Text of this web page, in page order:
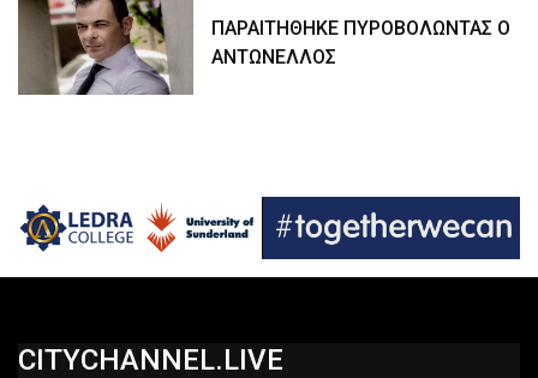
ΠΑΡΑΙΤΗΘΗΚΕ ΠΥΡΟΒΟΛΩΝΤΑΣ Ο
ΑΝΤΩΝΕΛΛΟΣ
CITYCHANNEL.LIVE